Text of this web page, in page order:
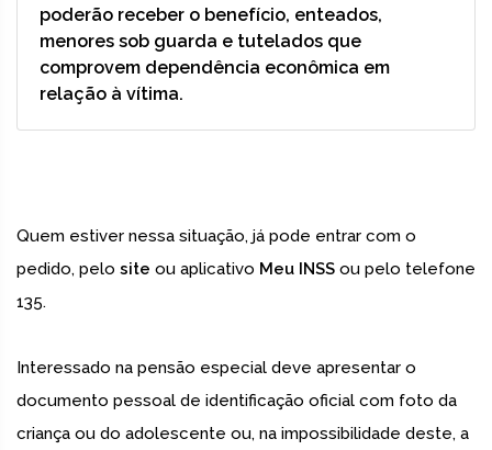
poderão receber o benefício, enteados,
menores sob guarda e tutelados que
comprovem dependência econômica em
relação à vítima.
Quem estiver nessa situação, já pode entrar com o
pedido, pelo site ou aplicativo Meu INSS ou pelo telefone
135.
Interessado na pensão especial deve apresentar o
documento pessoal de identificação oficial com foto da
criança ou do adolescente ou, na impossibilidade deste, a